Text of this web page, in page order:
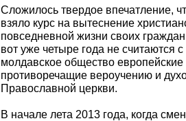
Сложилось твердое впечатление,
взяло курс на вытеснение
повседневной жизни своих
вот уже четыре года не считаются
молдавское общество
противоречащие вероучению и
Православной церкви.
В начале лета 2013 года, когда